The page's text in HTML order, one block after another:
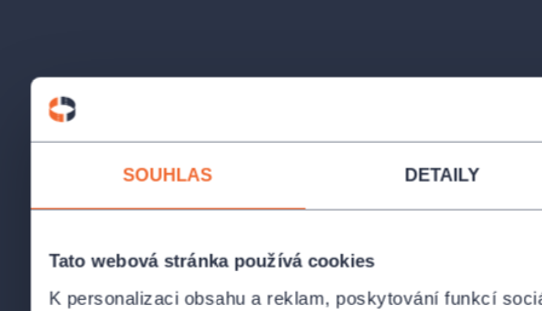
SOUHLAS DETAILY
Tato webová stránka používá cookies
K personalizaci obsahu a reklam, poskytování funkcí